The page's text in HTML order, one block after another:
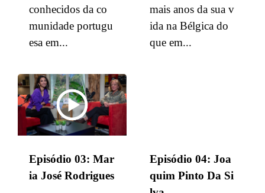
conhecidos da co
munidade portugu
esa em...
mais anos da sua v
ida na Bélgica do
que em...
Episódio 03: Mar
ia José Rodrigues
Episódio 04: Joa
quim Pinto Da Si